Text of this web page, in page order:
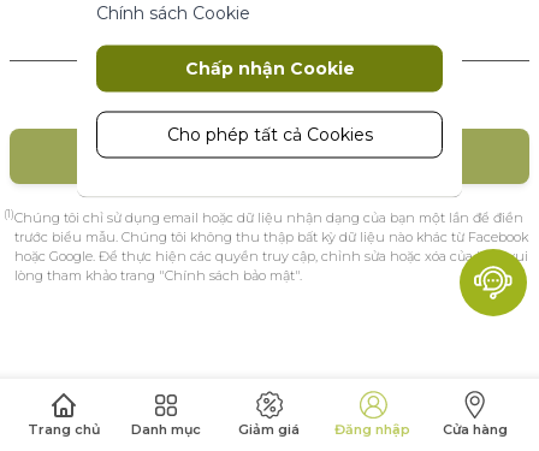
Trang chủ Danh mục Giảm giá Đăng nhập Cửa hàng
Khách hàng mới
TẠO TÀI KHOẢN
(1)Chúng tôi chỉ sử dụng email hoặc dữ liệu nhận dạng của bạn một lần để điền
trước biểu mẫu. Chúng tôi không thu thập bất kỳ dữ liệu nào khác từ Facebook
hoặc Google. Để thực hiện các quyền truy cập, chỉnh sửa hoặc xóa của bạn, vui
lòng tham khảo trang "Chính sách bảo mật".
Cookie tiếp thị được sử dụng để theo
dõi và thu thập các hành động của
khách truy cập trên trang web. Cookie
lưu trữ dữ liệu người dùng và thông tin
cáo nhắm mục tiêu đến nhiều nhóm
đối tượng hơn. Ngoài ra, trải nghiệm
người dùng tùy chỉnh hơn có thể
được cung cấp theo thông tin thu
Phân tích
Chính sách Cookie
Chấp nhận Cookie
Cho phép tất cả Cookies